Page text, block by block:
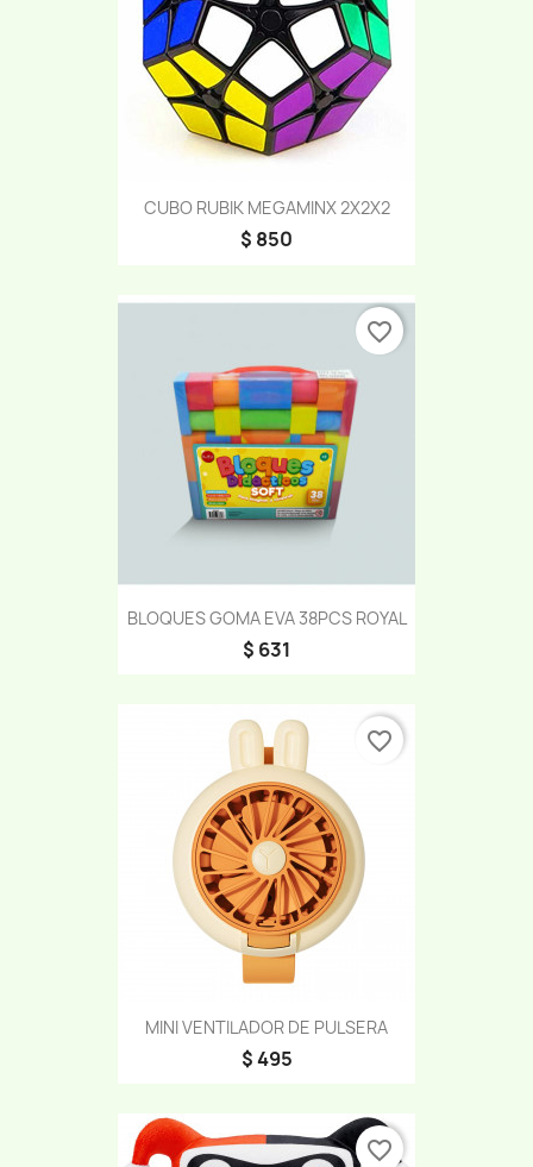
CUBO RUBIK MEGAMINX 2X2X2
$ 850
BLOQUES GOMA EVA 38PCS ROYAL
$ 631
favorite_border
MINI VENTILADOR DE PULSERA
$ 495
favorite_border
favorite_border